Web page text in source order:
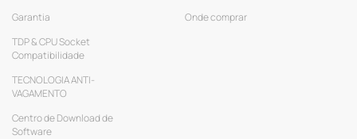
Garantia
TDP & CPU Socket
Compatibilidade
TECNOLOGIA ANTI-
VAGAMENTO
Centro de Download de
Software
Onde comprar